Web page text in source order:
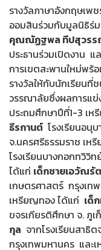
รางวัลภาษาอังกฤษเพ
ออมสินร่วมกับมูลนิธิร่
คุณณัฏฐพล ทีปสุวร
ประธานร่วมเปิดงาน แ
การเขตสะพานใหม่พร้
รางวัลให้กับนักเรียนที่
วรรณาลัยซึ่งผลการแ
ประถมศึกษาปีที่1-3 เ
ธีรกานต์ โรงเรียนอนุ
จ.นครศรีธรรมราช เห
โรงเรียนบางกอกทวิวิ
ได้แก่ เด็กชายเอวัณรั
เกษตรศาสตร์ กรุงเท
เหรียญทอง ได้แก่ เด็
ขจรเกียรติศึกษา จ. ภู
กุล จากโรงเรียนสาธิ
กรุงเทพมหานคร และ